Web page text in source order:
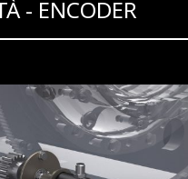
- ENCODER